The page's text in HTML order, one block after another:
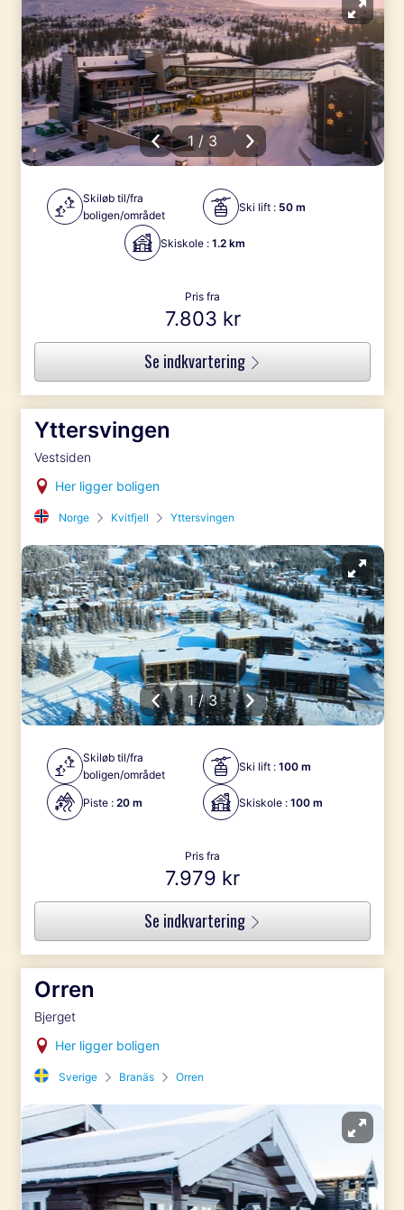
1 / 3
Skiløb til/fra
boligen/området
Ski lift : 50 m
Skiskole :1.2 km
Pris fra
7.803 kr
Se indkvartering
Yttersvingen
Vestsiden
Her ligger boligen
Norge Kvitfjell Yttersvingen
1 / 3
Skiløb til/fra
boligen/området
Ski lift : 100 m
Piste :20 m Skiskole : 100 m
Pris fra
7.979 kr
Se indkvartering
Orren
Bjerget
Her ligger boligen
Sverige Branäs Orren